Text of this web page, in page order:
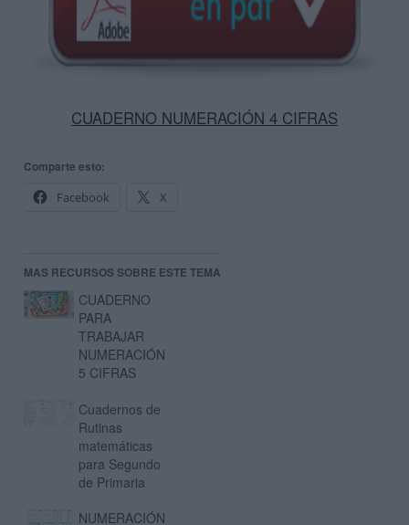
CUADERNO NUMERACIÓN 4 CIFRAS
Comparte esto:
Facebook
X
MAS RECURSOS SOBRE ESTE TEMA
CUADERNO
PARA
TRABAJAR
NUMERACIÓN
5 CIFRAS
Cuadernos de
Rutinas
matemáticas
para Segundo
de Primaria
NUMERACIÓN